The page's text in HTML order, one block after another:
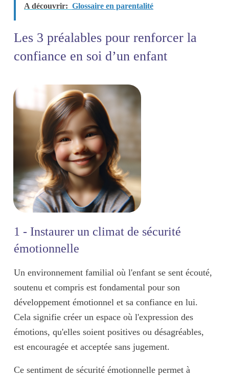
A découvrir: Glossaire en parentalité
Les 3 préalables pour renforcer la
confiance en soi d’un enfant
1 - Instaurer un climat de sécurité
émotionnelle
Un environnement familial où l'enfant se sent écouté,
soutenu et compris est fondamental pour son
développement émotionnel et sa confiance en lui.
Cela signifie créer un espace où l'expression des
émotions, qu'elles soient positives ou désagréables,
est encouragée et acceptée sans jugement.
Ce sentiment de sécurité émotionnelle permet à